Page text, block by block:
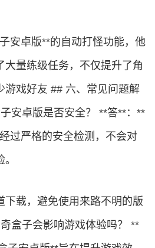
安卓版**的自动打怪功能，他
大量练级任务，不仅提升了角
游戏好友 ## 六、常见问题解
安卓版是否安全？ **答**：**
过严格的安全检测，不会对
下载，避免使用来路不明的版
盒子会影响游戏体验吗？ **